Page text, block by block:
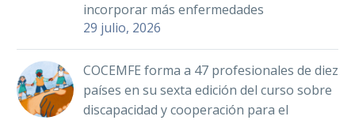
incorporar más enfermedades
29 julio, 2026
COCEMFE forma a 47 profesionales de diez
países en su sexta edición del curso sobre
discapacidad y cooperación para el